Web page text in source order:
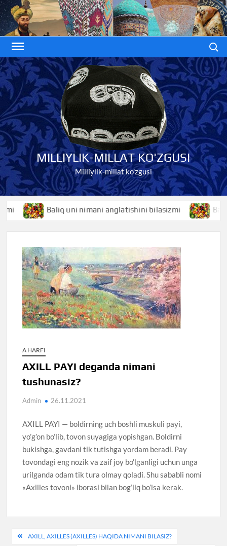
Skip
to
content
MILLIYLIK-MILLAT KO'ZGUSI
Milliylik-millat ko'zgusi
Baliq uni nimani anglatishini bilasizmi
A HARFI
AXILL PAYI deganda nimani
tushunasiz?
Admin 26.11.2021
AXILL PAYI — boldirning uch boshli muskuli payi,
yo’g’on bo’lib, tovon suyagiga yopishgan. Boldirni
bukishga, gavdani tik tutishga yordam beradi. Pay
tovondagi eng nozik va zaif joy bo’lganligi uchun unga
urilganda odam tik tura olmay qoladi. Shu sababli nomi
«Axilles tovoni» iborasi bilan bog’liq bo’lsa kerak.
PostAXILL, AXILLES (AXILLES) HAQIDA NIMANI BILASIZ?